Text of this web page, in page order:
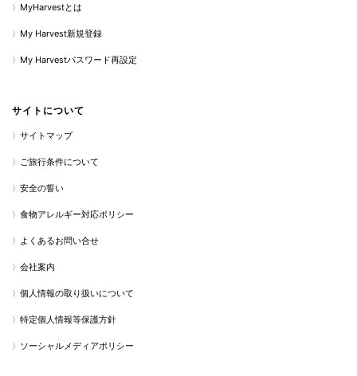
MyHarvestとは
My Harvest新規登録
My Harvestパスワード再設定
サイトについて
サイトマップ
ご旅行条件について
安全の誓い
食物アレルギー対応ポリシー
よくあるお問い合せ
会社案内
個人情報の取り扱いについて
特定個人情報等保護方針
ソーシャルメディアポリシー